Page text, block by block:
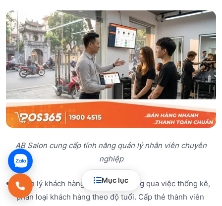
AB Salon cung cấp tính năng quản lý nhân viên chuyên
nghiệp
Quản lý khách hàng thuận tiện thông qua việc thống kê,
phân loại khách hàng theo độ tuổi. Cấp thẻ thành viên
Mục lục